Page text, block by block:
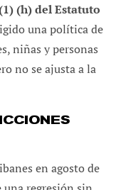
(h) del Estatuto
una política de
niñas y personas
no se ajusta a la
en agosto de